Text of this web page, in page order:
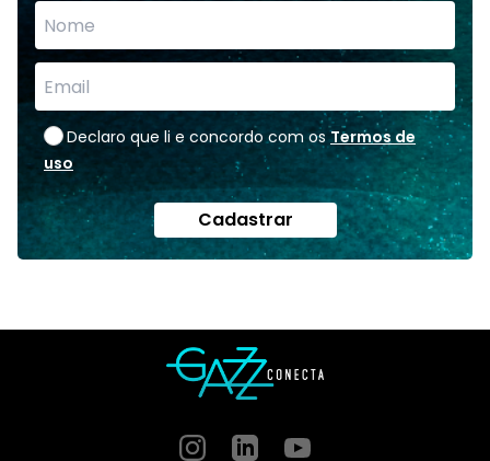
Declaro que li e concordo com os Termos de
uso
Cadastrar
InstagramGitHubGitHub